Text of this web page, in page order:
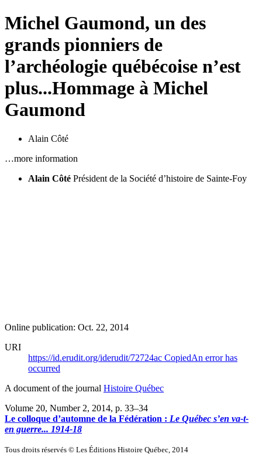
Michel Gaumond, un des
grands pionniers de
l’archéologie québécoise n’est
plus...Hommage à Michel
Gaumond
Alain Côté
…more information
Alain Côté Président de la Société d’histoire de Sainte-Foy
Online publication: Oct. 22, 2014
URI
https://id.erudit.org/iderudit/72724ac CopiedAn error has
occurred
A document of the journal Histoire Québec
Volume 20, Number 2, 2014, p. 33–34
Le colloque d’automne de la Fédération : Le Québec s’en va-t-
en guerre... 1914-18
Tous droits réservés © Les Éditions Histoire Québec, 2014